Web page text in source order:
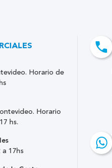
Horario de
Horario
hs.
a 17hs